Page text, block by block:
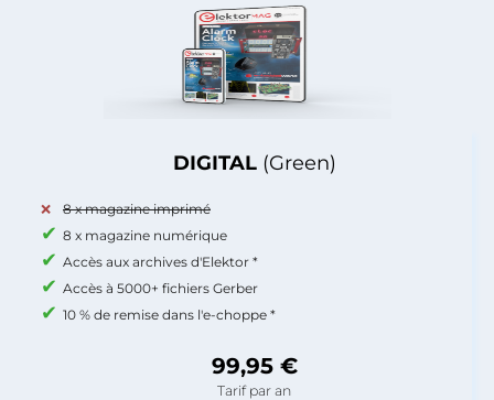
DIGITAL (Green)
8 x magazine imprimé
8 x magazine numérique
Accès aux archives d'Elektor *
Accès à 5000+ fichiers Gerber
10 % de remise dans l'e-choppe *
99,95 €
Tarif par an